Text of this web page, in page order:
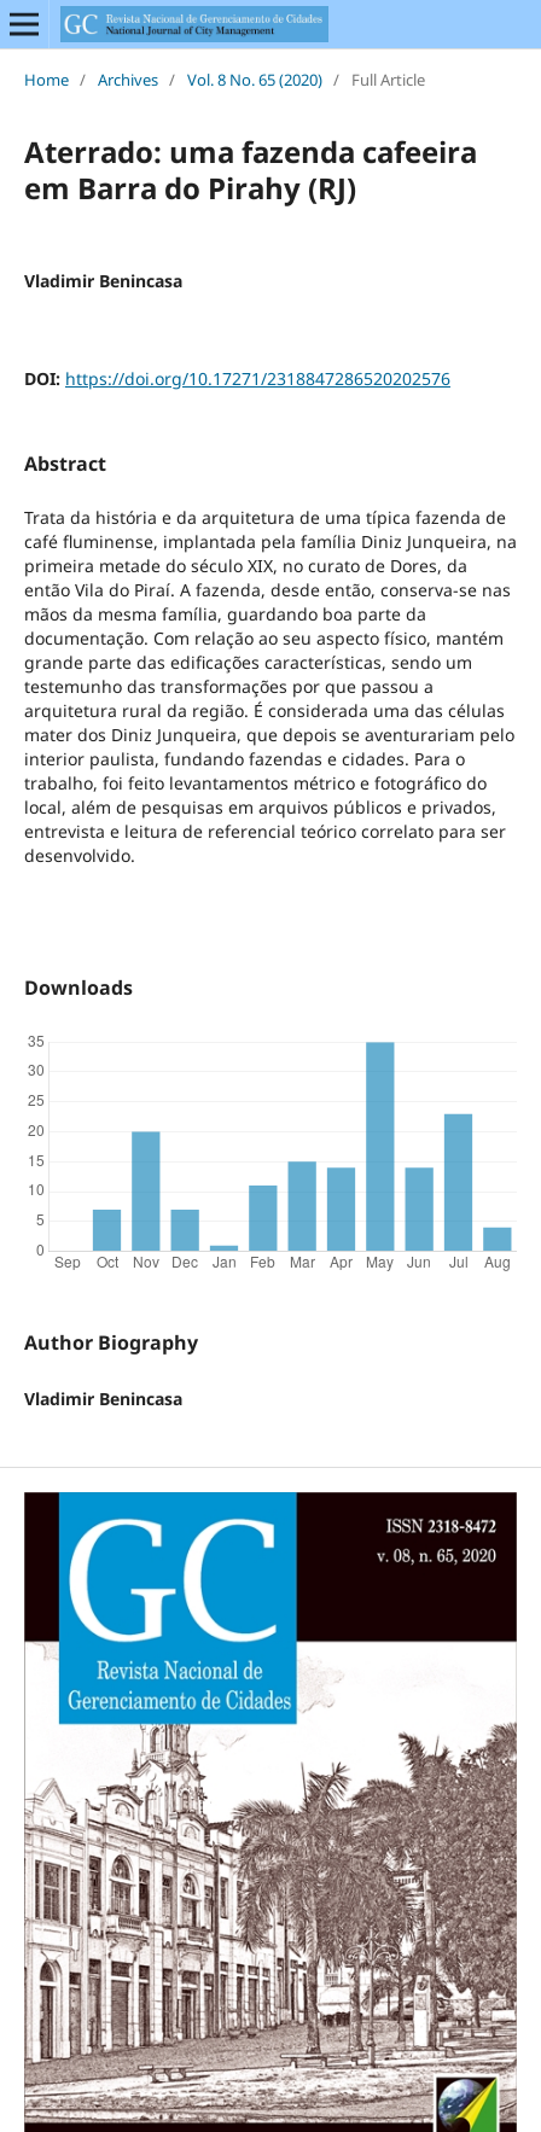
Home / Archives / Vol. 8 No. 65 (2020) / Full Article
Aterrado: uma fazenda cafeeira
em Barra do Pirahy (RJ)
Vladimir Benincasa
DOI: https://doi.org/10.17271/2318847286520202576
Abstract
Trata da história e da arquitetura de uma típica fazenda de
café fluminense, implantada pela família Diniz Junqueira, na
primeira metade do século XIX, no curato de Dores, da
então Vila do Piraí. A fazenda, desde então, conserva-se nas
mãos da mesma família, guardando boa parte da
documentação. Com relação ao seu aspecto físico, mantém
grande parte das edificações características, sendo um
testemunho das transformações por que passou a
arquitetura rural da região. É considerada uma das células
mater dos Diniz Junqueira, que depois se aventurariam pelo
interior paulista, fundando fazendas e cidades. Para o
trabalho, foi feito levantamentos métrico e fotográfico do
local, além de pesquisas em arquivos públicos e privados,
entrevista e leitura de referencial teórico correlato para ser
desenvolvido.
Downloads
Author Biography
Vladimir Benincasa